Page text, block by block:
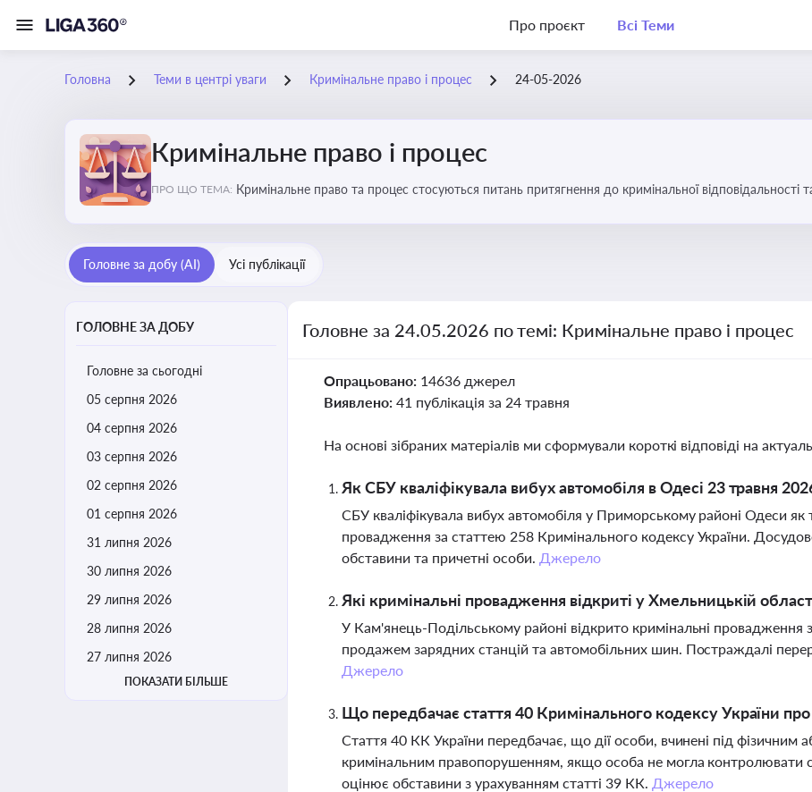
Про проєкт Всі Теми
Головна Теми в центрі уваги Кримінальне право і процес 24-05-2026
Кримінальне право і процес
ПРО ЩО ТЕМА: Кримінальне право та процес стосуються питань притягнення до кримінальної відповідальності
Головне за добу (AI) Усі публікації
ГОЛОВНЕ ЗА ДОБУ
Головне за сьогодні
05 серпня 2026
04 серпня 2026
03 серпня 2026
02 серпня 2026
01 серпня 2026
31 липня 2026
30 липня 2026
29 липня 2026
28 липня 2026
27 липня 2026
ПОКАЗАТИ БІЛЬШЕ
Головне за 24.05.2026 по темі: Кримінальне право і процес
Опрацьовано: 14636 джерел
Виявлено: 41 публікація за 24 травня
На основі зібраних матеріалів ми сформували короткі відповіді на
Як СБУ кваліфікувала вибух автомобіля в Одесі 23 травня
СБУ кваліфікувала вибух автомобіля у Приморському районі Одеси як
провадження за статтею 258 Кримінального кодексу України.
обставини та причетні особи. Джерело
Які кримінальні провадження відкриті у Хмельницькій
У Кам'янець-Подільському районі відкрито кримінальні
продажем зарядних станцій та автомобільних шин. Постраждалі
Джерело
Що передбачає стаття 40 Кримінального кодексу України про
Стаття 40 КК України передбачає, що дії особи, вчинені під фізичним
кримінальним правопорушенням, якщо особа не могла контролювати
оцінює обставини з урахуванням статті 39 КК. Джерело